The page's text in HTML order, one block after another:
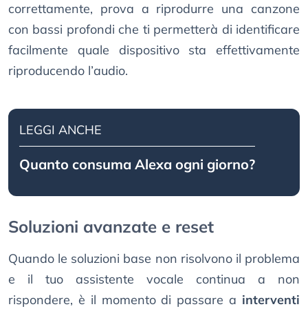
correttamente, prova a riprodurre una canzone
con bassi profondi che ti permetterà di identificare
facilmente quale dispositivo sta effettivamente
riproducendo l’audio.
LEGGI ANCHE
Quanto consuma Alexa ogni giorno?
Soluzioni avanzate e reset
Quando le soluzioni base non risolvono il problema
e il tuo assistente vocale continua a non
rispondere, è il momento di passare a interventi